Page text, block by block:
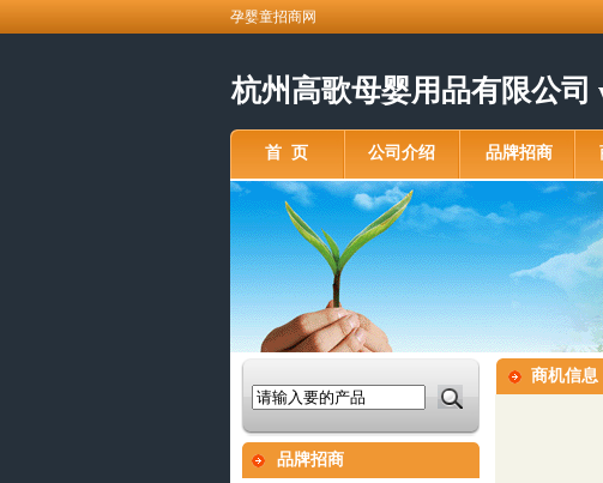
孕婴童招商网
杭州高歌母婴用品有限公司
首 页 公司介绍 品牌招商
品牌招商
商机信息